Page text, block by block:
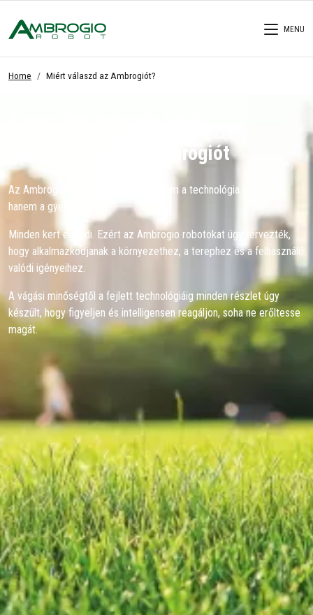
MENU
Home Miért válaszd az Ambrogiót?
Miért válaszd az Ambrogiót
Az Ambrogio filozófiája egyszerű: nem a technológia vezet —
hanem a gyep.
Minden kert egyedi. Ezért az Ambrogio robotokat úgy tervezték,
hogy alkalmazkodjanak a környezethez, a terephez és a felhasználó
valódi igényeihez.
A vágási minőségtől a fejlett technológiáig minden részlet úgy
készült, hogy figyeljen és intelligensen reagáljon, soha ne erőltesse
magát.